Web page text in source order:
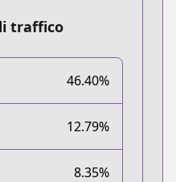
traffico
46.40%
12.79%
8.35%